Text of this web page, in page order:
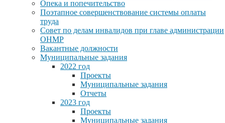
Опека и попечительство
Поэтапное совершенствование системы оплаты
труда
Совет по делам инвалидов при главе администрации
ОНМР
Вакантные должности
Муниципальные задания
2022 год
Проекты
Муниципальные задания
Отчеты
2023 год
Проекты
Муниципальные задания